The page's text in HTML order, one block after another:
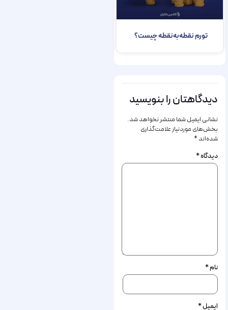
تورم نقطه‌به‌نقطه چیست؟
دیدگاهتان را بنویسید
نشانی ایمیل شما منتشر نخواهد شد.
بخش‌های موردنیاز علامت‌گذاری
شده‌اند *
دیدگاه*
نام*
ایمیل*